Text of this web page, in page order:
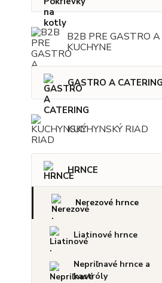
B2B PRE GASTRO A
KUCHYNE
GASTRO A CATERING
KUCHYNSKÝ RIAD
HRNCE
Nerezové hrnce
Liatinové hrnce
Nepriľnavé hrnce a
kastróly